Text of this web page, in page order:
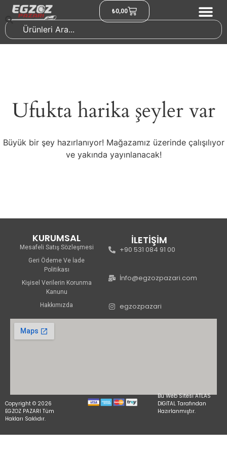
₺0,00
Ufukta harika şeyler var
Büyük bir şey hazırlanıyor! Mağazamız üzerinde çalışılıyor
ve yakında yayınlanacak!
KURUMSAL
Mesafeli Satış Sözleşmesi
Geri Ödeme Ve İade
Politikası
Kişisel Verilerin Korunma
Kanunu
Hakkımızda
İLETİŞİM
+90 531 084 91 00
İnfo@egzozpazari.com
egzozpazari
Copyright © 2026
EGZOZ PAZARI Tüm
Hakları Saklıdır.
Bu Web Sitesi ATLAS
DİGİTAL Tarafından
Hazırlanmıştır.